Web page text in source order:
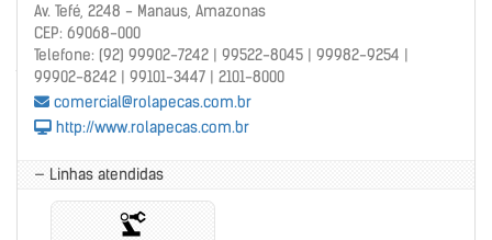
alt="" />
Warning : Undefined variable $languageName in
/home/coel/web/coel.com.br/public_html/wp-
content/themes/coel/functions.php
Av. Tefé, 2248 - Manaus, Amazonas
CEP: 69068-000
Telefone: (92) 99902-7242 | 99522-8045 | 99982-9254 |
99902-8242 | 99101-3447 | 2101-8000
comercial@rolapecas.com.br
http://www.rolapecas.com.br
— Linhas atendidas